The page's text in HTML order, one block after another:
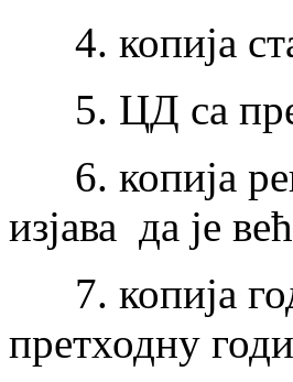
4. копија
5. ЦД са
6. копија
изјава да је
7. копија
претходну